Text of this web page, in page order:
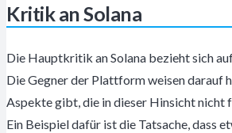
Kritik an Solana
Die Hauptkritik an Solana bezieht sich
Die Gegner der Plattform weisen darauf
Aspekte gibt, die in dieser Hinsicht nicht
Ein Beispiel dafür ist die Tatsache, dass